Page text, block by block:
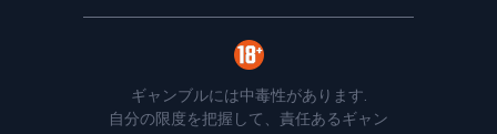
ギャンブルには中毒性があります.
自分の限度を把握して、責任あるギャン